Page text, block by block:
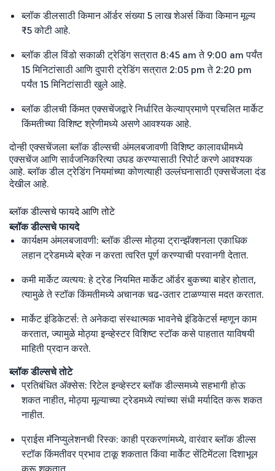
ब्लॉक डीलसाठी किमान ऑर्डर संख्या 5 लाख शेअर्स किंवा किमान मूल्य
₹5 कोटी आहे.
ब्लॉक डील विंडो सकाळी ट्रेडिंग सत्रात 8:45 am ते 9:00 am पर्यंत
15 मिनिटांसाठी आणि दुपारी ट्रेडिंग सत्रात 2:05 pm ते 2:20 pm
पर्यंत 15 मिनिटांसाठी खुले आहे.
ब्लॉक डीलची किंमत एक्सचेंजद्वारे निर्धारित केल्याप्रमाणे प्रचलित मार्केट
किंमतीच्या विशिष्ट श्रेणीमध्ये असणे आवश्यक आहे.
दोन्ही एक्सचेंजला ब्लॉक डील्सची अंमलबजावणी विशिष्ट कालावधीमध्ये
एक्सचेंज आणि सार्वजनिकरित्या उघड करण्यासाठी रिपोर्ट करणे आवश्यक
आहे. ब्लॉक डील ट्रेडिंग नियमांच्या कोणत्याही उल्लंघनासाठी एक्सचेंजला दंड
देखील आहे.
ब्लॉक डील्सचे फायदे आणि तोटे
ब्लॉक डील्सचे फायदे
कार्यक्षम अंमलबजावणी: ब्लॉक डील्स मोठ्या ट्रान्झॅक्शनला एकाधिक
लहान ट्रेडमध्ये ब्रेक न करता त्वरित पूर्ण करण्याची परवानगी देतात.
कमी मार्केट व्यत्यय: हे ट्रेड नियमित मार्केट ऑर्डर बुकच्या बाहेर होतात,
त्यामुळे ते स्टॉक किंमतीमध्ये अचानक चढ-उतार टाळण्यास मदत करतात.
मार्केट इंडिकेटर्स: ते अनेकदा संस्थात्मक भावनेचे इंडिकेटर्स म्हणून काम
करतात, ज्यामुळे मोठ्या इन्व्हेस्टर विशिष्ट स्टॉक कसे पाहतात याविषयी
माहिती प्रदान करते.
ब्लॉक डील्सचे तोटे
प्रतिबंधित ॲक्सेस: रिटेल इन्व्हेस्टर ब्लॉक डील्समध्ये सहभागी होऊ
शकत नाहीत, मोठ्या मूल्याच्या ट्रेडमध्ये त्यांच्या संधी मर्यादित करू शकत
नाहीत.
प्राईस मॅनिप्युलेशनची रिस्क: काही प्रकरणांमध्ये, वारंवार ब्लॉक डील्स
स्टॉक किंमतीवर प्रभाव टाकू शकतात किंवा मार्केट सेंटिमेंटला दिशाभूल